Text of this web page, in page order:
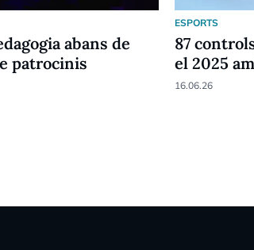
abans de
patrocinis
ESPORTS
87
el 2025
16.06.26